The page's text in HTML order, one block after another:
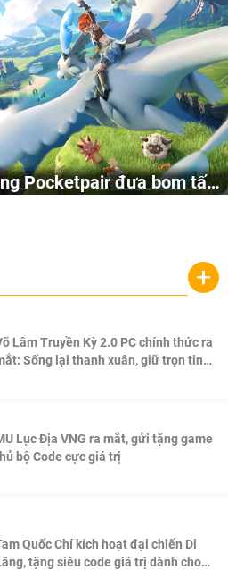
Pocketpair đưa bom tấn
thức từ công ty game Nhật Bản
+
Lâm Truyền Kỳ 2.0 PC chính thức ra
Sống lại thanh xuân, giữ trọn tinh
Lục Địa VNG ra mắt, gửi tặng game
bộ Code cực giá trị
Quốc Chí kích hoạt đại chiến Di
tặng siêu code giá trị dành cho